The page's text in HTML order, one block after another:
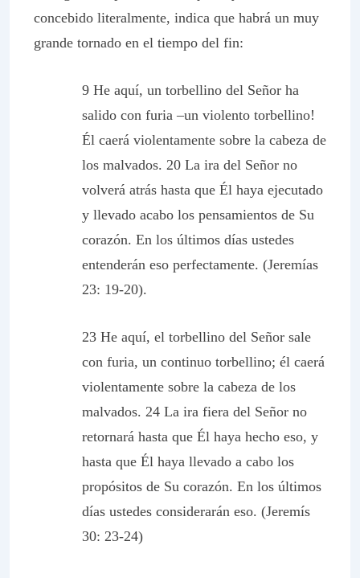
concebido literalmente, indica que habrá un muy
grande tornado en el tiempo del fin:
9 He aquí, un torbellino del Señor ha
salido con furia –un violento torbellino!
Él caerá violentamente sobre la cabeza de
los malvados. 20 La ira del Señor no
volverá atrás hasta que Él haya ejecutado
y llevado acabo los pensamientos de Su
corazón. En los últimos días ustedes
entenderán eso perfectamente. (Jeremías
23: 19-20).
23 He aquí, el torbellino del Señor sale
con furia, un continuo torbellino; él caerá
violentamente sobre la cabeza de los
malvados. 24 La ira fiera del Señor no
retornará hasta que Él haya hecho eso, y
hasta que Él haya llevado a cabo los
propósitos de Su corazón. En los últimos
días ustedes considerarán eso. (Jeremís
30: 23-24)